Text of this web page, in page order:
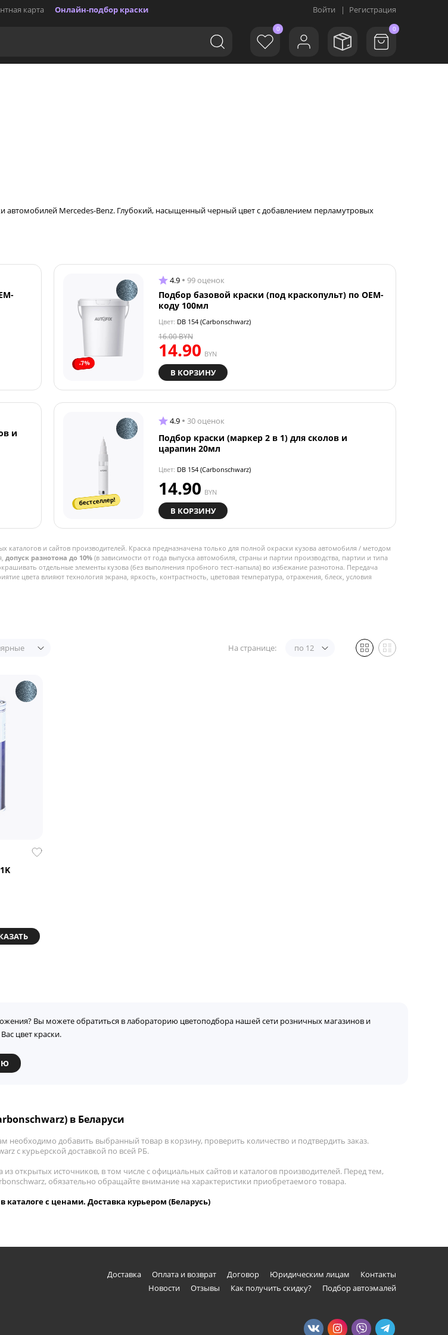
карта Онлайн-подбор краски Войти | Регистрация
0 0
автомобилей Mercedes-Benz. Глубокий, насыщенный черный цвет с добавлением перламутровых
-7%
4.9 99 оценок
Подбор базовой краски (под краскопульт) по OEM-
коду 100мл
Цвет: DB 154 (Carbonschwarz)
14.90 BYN
16.00BYN
В КОРЗИНУ
и
бестселлер!
4.9 30 оценок
Подбор краски (маркер 2 в 1) для сколов и
царапин 20мл
Цвет: DB 154 (Carbonschwarz)
14.90 BYN
В КОРЗИНУ
и сайтов производителей. Краска предназначена только для полной окраски кузова автомобиля / методом
допуск разнотона до 10% (в зависимости от года выпуска автомобиля, страны и партии производства, партии и типа
отдельные элементы кузова (без выполнения пробного тест-напыла) во избежание разнотона. Передача
цвета влияют технология экрана, яркость, контрастность, цветовая температура, отражения, блеск, условия
На странице: по 12
Вы можете обратиться в лабораторию цветоподбора нашей сети розничных магазинов и
цвет краски.
в Беларуси
необходимо добавить выбранный товар в корзину, проверить количество и подтвердить заказ.
с курьерской доставкой по всей РБ.
открытых источников, в том числе с официальных сайтов и каталогов производителей. Перед тем,
обязательно обращайте внимание на характеристики приобретаемого товара.
каталоге с ценами. Доставка курьером (Беларусь)
Доставка Оплата и возврат Договор Юридическим лицам
Контакты
Новости
Отзывы Как получить скидку? Подбор автоэмалей